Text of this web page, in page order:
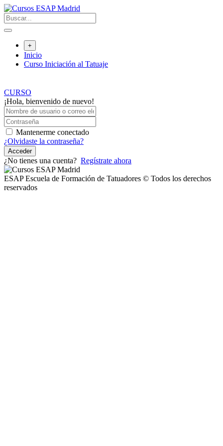
Saltar
al
contenido
+
Inicio
Curso Iniciación al Tatuaje
CURSO
¡Hola, bienvenido de nuevo!
Mantenerme conectado
¿Olvidaste la contraseña?
Acceder
¿No tienes una cuenta? Regístrate ahora
ESAP Escuela de Formación de Tatuadores © Todos los derechos
reservados